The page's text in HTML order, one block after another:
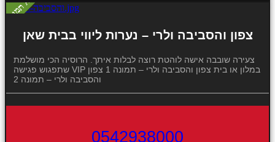
צפון והסביבה ולרי – נערות ליווי בבית שאן
צעירה שובבה אישה לוהטת רוצה לבלות איתך. הרוסיה הכי מושלמת
שתפגוש פגישה VIP במלון או בית צפון והסביבה ולרי – תמונה 1 צפון
והסביבה ולרי – תמונה 2
0542938000